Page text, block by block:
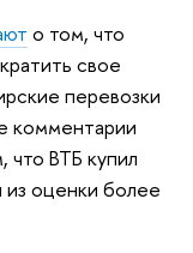
о том, что
свое
перевозки
комментарии
ВТБ купил
оценки более